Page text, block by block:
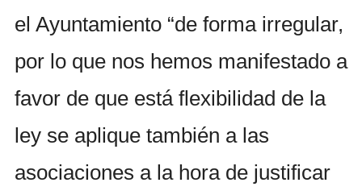
el Ayuntamiento “de forma irregular,
por lo que nos hemos manifestado a
favor de que está flexibilidad de la
ley se aplique también a las
asociaciones a la hora de justificar